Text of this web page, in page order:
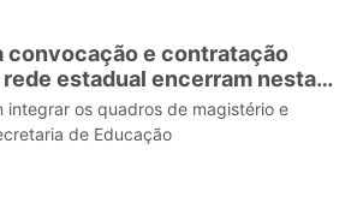
convocação e contratação
estadual encerram nesta
integrar os quadros de magistério e
de Educação